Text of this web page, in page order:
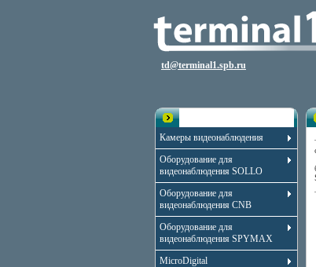
td@terminal1.spb.ru
Камеры видеонаблюдения
Оборудование для
видеонаблюдения SOLLO
Оборудование для
видеонаблюдения CNB
Оборудование для
видеонаблюдения SPYMAX
MicroDigital